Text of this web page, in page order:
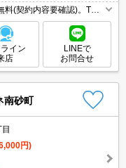
(契約内容要確認)。TV
間ゴミ出し可。1年未満
イン
店
LINEで
お問合せ
南砂町
円)